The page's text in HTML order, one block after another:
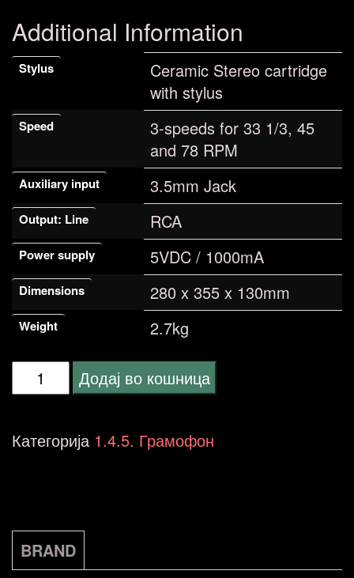
Additional Information
Stylus
Ceramic Stereo cartridge
with stylus
Speed
3-speeds for 33 1/3, 45
and 78 RPM
Auxiliary input 3.5mm Jack
Output: Line RCA
Power supply 5VDC / 1000mA
Dimensions 280 x 355 x 130mm
Weight 2.7kg
Fenton
BU
Додај во кошница
Категорија 1.4.5. Грамофон
BRAND